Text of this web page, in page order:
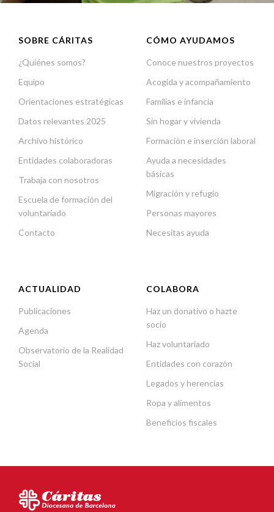
SOBRE CÁRITAS
¿Quiénes somos?
Equipo
Orientaciones estratégicas
Datos relevantes 2025
Archivo histórico
Entidades colaboradoras
Trabaja con nosotros
Escuela de formación del
voluntariado
Contacto
CÓMO AYUDAMOS
Conoce nuestros proyectos
Acogida y acompañamiento
Familias e infancia
Sin hogar y vivienda
Formación e inserción laboral
Ayuda a necesidades
básicas
Migración y refugio
Personas mayores
Necesitas ayuda
ACTUALIDAD
Publicaciones
Agenda
Observatorio de la Realidad
Social
COLABORA
Haz un donativo o hazte
socio
Haz voluntariado
Entidades con corazón
Legados y herencias
Ropa y alimentos
Beneficios fiscales